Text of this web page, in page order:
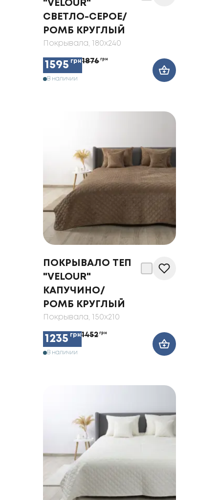
"VELOUR"
СВЕТЛО-СЕРОЕ/
РОМБ КРУГЛЫЙ
Покрывала, 180x240
1595 грн1876 грн
В наличии
ПОКРЫВАЛО ТЕП
"VELOUR"
КАПУЧИНО/
РОМБ КРУГЛЫЙ
Покрывала, 150x210
1235 грн1452 грн
В наличии